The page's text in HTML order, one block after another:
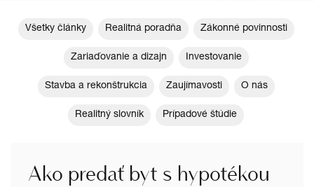
Všetky články Realitná poradňa Zákonné povinnosti
Zariaďovanie a dizajn Investovanie
Stavba a rekonštrukcia Zaujímavosti O nás
Realitný slovník Prípadové štúdie
Ako predať byt s hypotékou